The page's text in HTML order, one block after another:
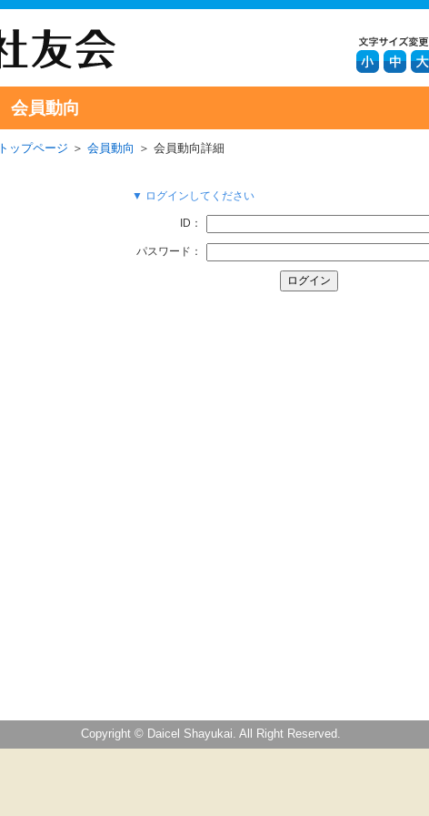
会員動向
トップページ ＞ 会員動向 ＞ 会員動向詳細
▼ ログインしてください
ID：
パスワード：
Copyright © Daicel Shayukai. All Right Reserved.